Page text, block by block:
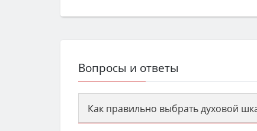
Вопросы и ответы
Как правильно выбрать духовой